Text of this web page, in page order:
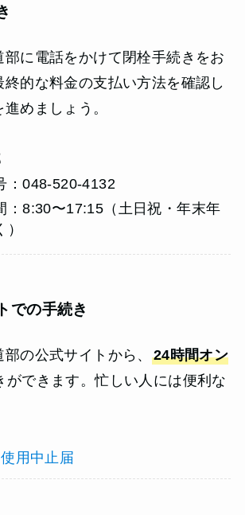
部に電話をかけて閉栓手続きをお
終的な料金の支払い方法を確認し
めましょう。
：048-520-4132
：8:30〜17:15（​​土日祝・年末年
での手続き
の公式サイトから、 24時間オン
ができます。忙しい人には便利な
用中止届